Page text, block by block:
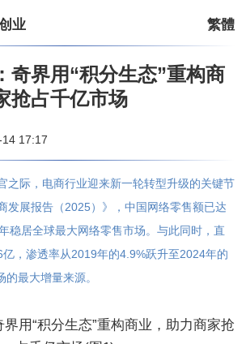
业 繁體
奇界用“积分生态”重构商
抢占千亿市场
17:17
之际，电商行业迎来新一轮转型升级的关键节
发展报告（2025）》，中国网络零售额已达
稳居全球最大网络零售市场。与此同时，直
，渗透率从2019年的4.9%跃升至2024年的
最大增量来源。